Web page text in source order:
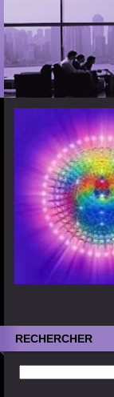
RECHERCHER